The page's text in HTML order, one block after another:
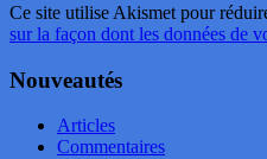
Ce site utilise Akismet pour
sur la façon dont les données de
Nouveautés
Articles
Commentaires